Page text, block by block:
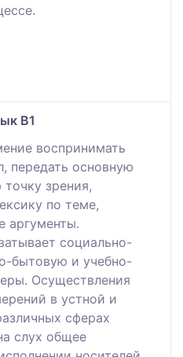
В1
воспринимать
передать основную
зрения,
по теме,
аргументы.
социально-
бытовую и учебно-
Осуществления
в устной и
сферах
слух общее